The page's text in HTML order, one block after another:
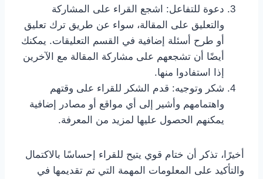
دعوة للتفاعل: اشجع القراء على المشاركة
والتعليق على المقالة، سواء عن طريق ترك تعليق
أو طرح أسئلة إضافية في القسم التعليقات. يمكنك
أيضًا أن تشجعهم على مشاركة المقالة مع الآخرين
إذا استفادوا منها.
شكر وتوجيه: قدم الشكر للقراء على وقتهم
واهتمامهم وأشير إلى أي مواقع أو مصادر إضافية
يمكنهم الحصول عليها لمزيد من المعرفة.
أخيرًا، تذكر أن ختام قوي يتيح للقراء إحساسًا بالاكتمال
والتأكيد على المعلومات المهمة التي تم تقديمها في